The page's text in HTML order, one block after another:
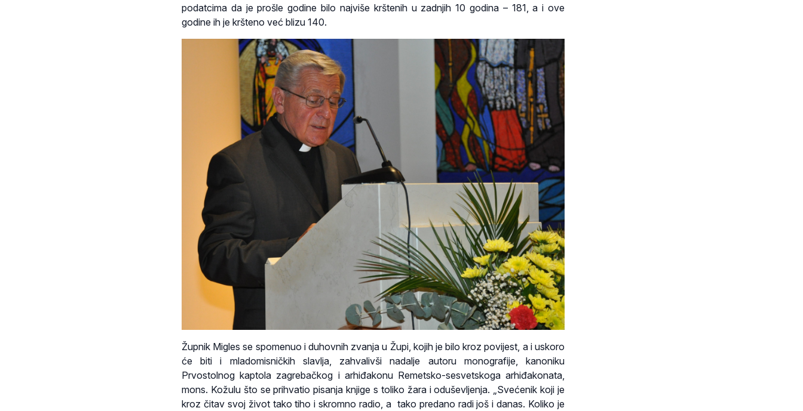
podatcima da je prošle godine bilo najviše krštenih u zadnjih 10 godina – 181, a i ove
godine ih je kršteno već blizu 140.
Župnik Migles se spomenuo i duhovnih zvanja u Župi, kojih je bilo kroz povijest, a i uskoro
će biti i mladomisničkih slavlja, zahvalivši nadalje autoru monografije, kanoniku
Prvostolnog kaptola zagrebačkog i arhiđakonu Remetsko-sesvetskoga arhiđakonata,
mons. Kožulu što se prihvatio pisanja knjige s toliko žara i oduševljenja. „Svećenik koji je
kroz čitav svoj život tako tiho i skromno radio, a tako predano radi još i danas. Koliko je